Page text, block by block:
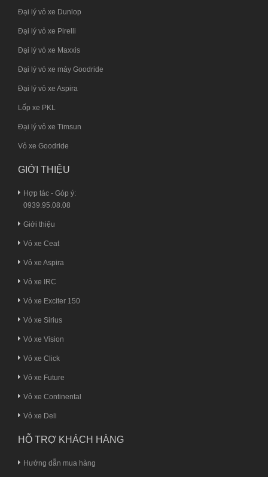
Đại lý vỏ xe Dunlop
Đại lý vỏ xe Pirelli
Đại lý vỏ xe Maxxis
Đại lý vỏ xe máy Goodride
Đại lý vỏ xe Aspira
Lốp xe PKL
Đại lý vỏ xe Timsun
Vỏ xe Goodride
GIỚI THIỆU
Hợp tác - Góp ý:
0939.95.08.08
Giới thiệu
Vỏ xe Ceat
Vỏ xe Aspira
Vỏ xe IRC
Vỏ xe Exciter 150
Vỏ xe Sirius
Vỏ xe Vision
Vỏ xe Click
Vỏ xe Future
Vỏ xe Continental
Vỏ xe Deli
HỖ TRỢ KHÁCH HÀNG
Hướng dẫn mua hàng